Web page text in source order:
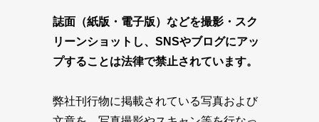
誌面（紙版・電子版）などを撮影・スク
リーンショットし、SNSやブログにアッ
プすることは法律で禁止されています。
弊社刊行物に掲載されている写真および